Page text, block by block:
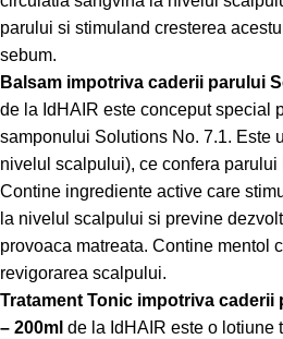
parului si stimuland cresterea
sebum.
Balsam impotriva caderii parului
de la IdHAIR este conceput special
samponului Solutions No. 7.1. Este
nivelul scalpului), ce confera parului
Contine ingrediente active care
la nivelul scalpului si previne
provoaca matreata. Contine mentol
revigorarea scalpului.
Tratament Tonic impotriva caderii
– 200ml de la IdHAIR este o lotiune